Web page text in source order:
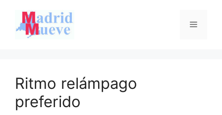
contenido
Menú
Ritmo relámpago
preferido